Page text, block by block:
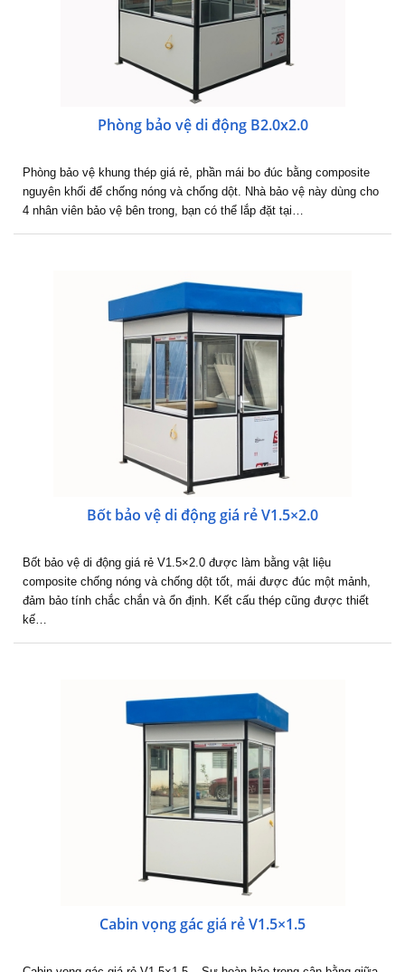
Phòng bảo vệ di động B2.0x2.0
Phòng bảo vệ khung thép giá rẻ, phần mái bo đúc bằng composite
nguyên khối để chống nóng và chống dột. Nhà bảo vệ này dùng cho
4 nhân viên bảo vệ bên trong, bạn có thể lắp đặt tại…
Bốt bảo vệ di động giá rẻ V1.5×2.0
Bốt bảo vệ di động giá rẻ V1.5×2.0 được làm bằng vật liệu
composite chống nóng và chống dột tốt, mái được đúc một mảnh,
đảm bảo tính chắc chắn và ổn định. Kết cấu thép cũng được thiết
kế…
Cabin vọng gác giá rẻ V1.5×1.5